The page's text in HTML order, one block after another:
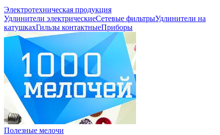
Электротехническая продукция
Удлинители электрическиеСетевые фильтрыУдлинители на
катушкахГильзы контактныеПриборы
Полезные мелочи